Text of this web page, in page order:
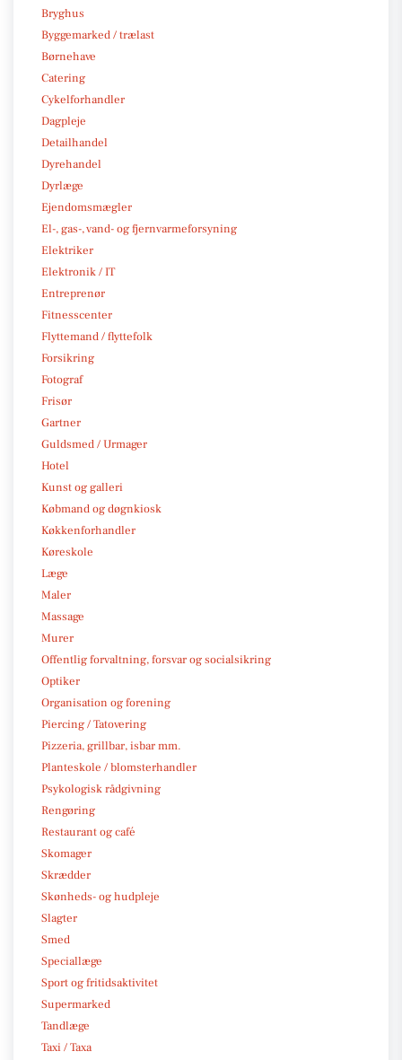
Bryghus
Byggemarked / trælast
Børnehave
Catering
Cykelforhandler
Dagpleje
Detailhandel
Dyrehandel
Dyrlæge
Ejendomsmægler
El-, gas-, vand- og fjernvarmeforsyning
Elektriker
Elektronik / IT
Entreprenør
Fitnesscenter
Flyttemand / flyttefolk
Forsikring
Fotograf
Frisør
Gartner
Guldsmed / Urmager
Hotel
Kunst og galleri
Købmand og døgnkiosk
Køkkenforhandler
Køreskole
Læge
Maler
Massage
Murer
Offentlig forvaltning, forsvar og socialsikring
Optiker
Organisation og forening
Piercing / Tatovering
Pizzeria, grillbar, isbar mm.
Planteskole / blomsterhandler
Psykologisk rådgivning
Rengøring
Restaurant og café
Skomager
Skrædder
Skønheds- og hudpleje
Slagter
Smed
Speciallæge
Sport og fritidsaktivitet
Supermarked
Tandlæge
Taxi / Taxa